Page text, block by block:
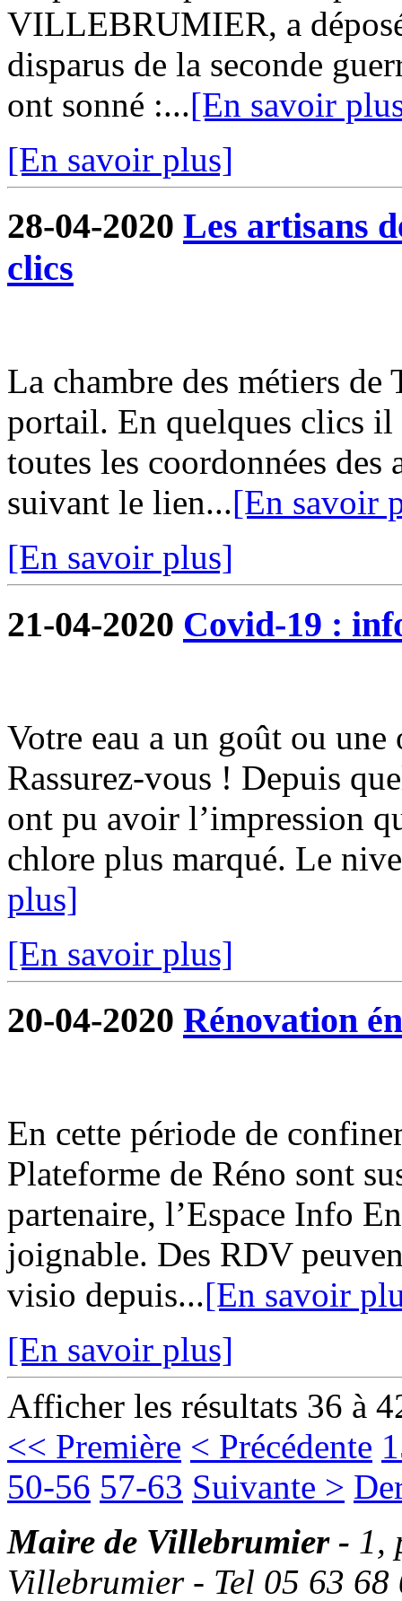
VILLEBRUMIER, a
disparus de la seconde
ont sonné :...[En savoir
[En savoir plus]
28-04-2020 Les artisans
clics
La chambre des métiers de
portail. En quelques clics il
toutes les coordonnées des
suivant le lien...[En savoir
[En savoir plus]
21-04-2020 Covid-19 :
Votre eau a un goût ou
Rassurez-vous ! Depuis
ont pu avoir l’impression
chlore plus marqué. Le
plus]
[En savoir plus]
20-04-2020 Rénovation
En cette période de
Plateforme de Réno sont
partenaire, l’Espace Info
joignable. Des RDV
visio depuis...[En savoir
[En savoir plus]
Afficher les résultats 36 à
<< Première < Précédente
50-56 57-63 Suivante >
Maire de Villebrumier - 1,
Villebrumier - Tel 05 63